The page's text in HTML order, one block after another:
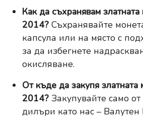
Как да съхранявам
2014? Съхранявайте
капсула или на място с
за да избегнете
окисляване.
От къде да закупя
2014? Закупувайте само
дилъри като нас –